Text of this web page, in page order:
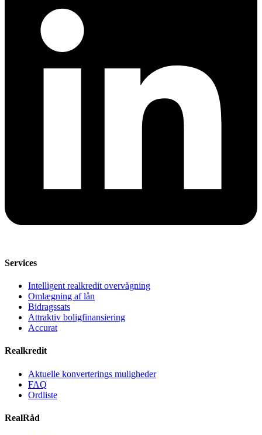
Services
Intelligent realkredit overvågning
Omlægning af lån
Bidragssats
Attraktiv boligfinansiering
Accurat
Realkredit
Aktuelle konverterings muligheder
FAQ
Ordliste
RealRåd